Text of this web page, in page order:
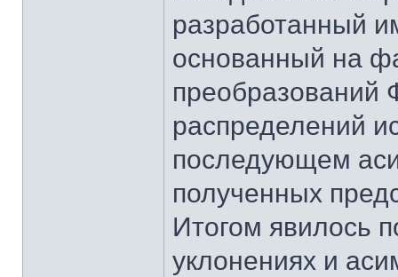
разработанный
основанный на
преобразований
распределений
последующем
полученных
Итогом явилось
уклонениях и